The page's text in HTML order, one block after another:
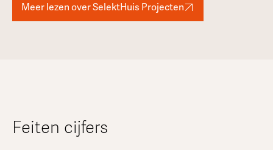
Meer lezen over SelektHuis Projecten
Feiten cijfers